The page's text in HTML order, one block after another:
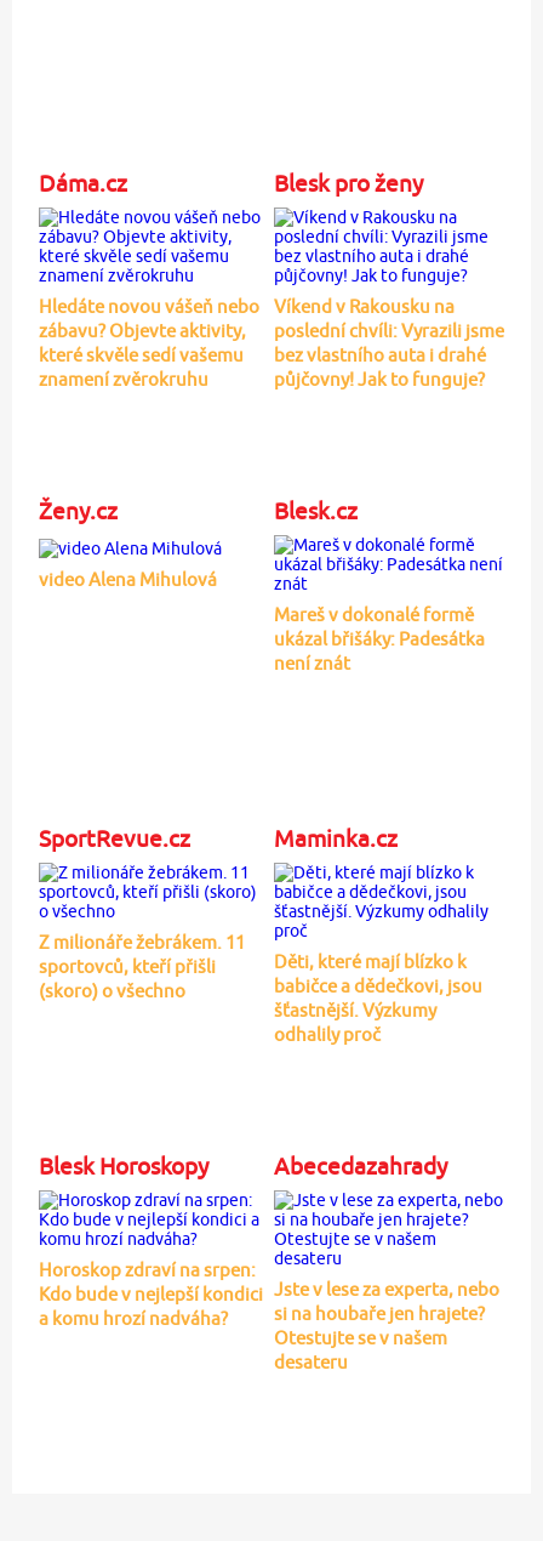
Dáma.cz
Hledáte novou vášeň nebo
zábavu? Objevte aktivity,
které skvěle sedí vašemu
znamení zvěrokruhu
Blesk pro ženy
Víkend v Rakousku na
poslední chvíli: Vyrazili jsme
bez vlastního auta i drahé
půjčovny! Jak to funguje?
Ženy.cz
video Alena Mihulová
Blesk.cz
Mareš v dokonalé formě
ukázal břišáky: Padesátka
není znát
SportRevue.cz
Z milionáře žebrákem. 11
sportovců, kteří přišli
(skoro) o všechno
Maminka.cz
Děti, které mají blízko k
babičce a dědečkovi, jsou
šťastnější. Výzkumy
odhalily proč
Blesk Horoskopy
Horoskop zdraví na srpen:
Kdo bude v nejlepší kondici
a komu hrozí nadváha?
Abecedazahrady
Jste v lese za experta, nebo
si na houbaře jen hrajete?
Otestujte se v našem
desateru